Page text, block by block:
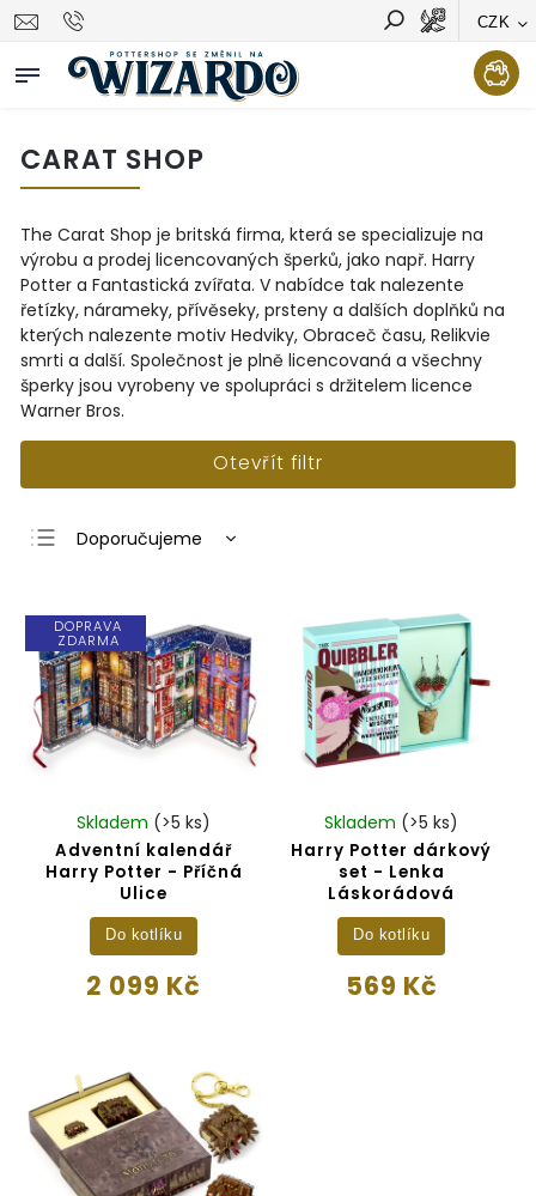
CZK
Vyhledávání Hledat
CARAT SHOP
The Carat Shop je britská firma, která se specializuje na
výrobu a prodej licencovaných šperků, jako např. Harry
Potter a Fantastická zvířata. V nabídce tak nalezente
řetízky, nárameky, přívěseky, prsteny a dalších doplňků na
kterých nalezente motiv Hedviky, Obraceč času, Relikvie
smrti a další. Společnost je plně licencovaná a všechny
šperky jsou vyrobeny ve spolupráci s držitelem licence
Warner Bros.
Otevřít filtr
Doporučujeme
Nejdražší
Nejprodávanější
Abecedně
DOPRAVA
ZDARMA
Adventní kalendář
Harry Potter - Příčná
Ulice
Skladem (>5 ks)
2 099 Kč
Do kotlíku
Harry Potter dárkový
set - Lenka
Láskorádová
Skladem (>5 ks)
569 Kč
Do kotlíku